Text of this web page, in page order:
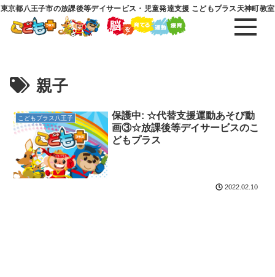
東京都八王子市の放課後等デイサービス・児童発達支援 こどもプラス天神町教室
親子
こどもプラス八王子
保護中: ☆代替支援運動あそび動
画③☆放課後等デイサービスのこ
どもプラス
2022.02.10